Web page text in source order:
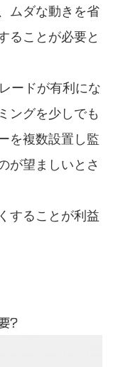
ムダな動きを省
ることが必要と
ードが有利にな
ングを少しでも
を複数設置し監
が望ましいとさ
することが利益